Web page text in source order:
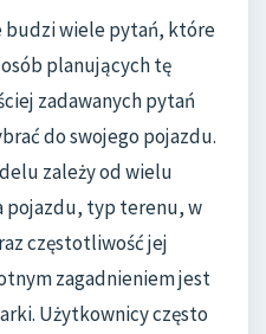
budzi wiele pytań, które
planujących tę
zadawanych pytań
do swojego pojazdu.
zależy od wielu
pojazdu, typ terenu, w
częstotliwość jej
zagadnieniem jest
Użytkownicy często